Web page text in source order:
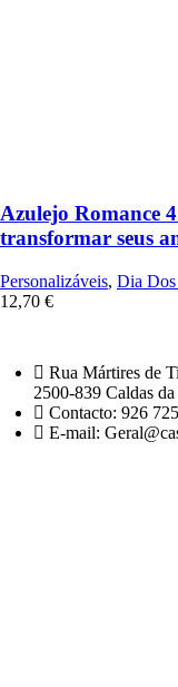
Azulejo Romance
transformar seus
Personalizáveis, Dia
12,70 €
Rua Mártires de
2500-839 Caldas
Contacto: 926
E-mail: